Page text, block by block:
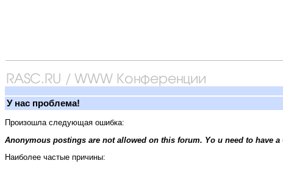
У нас проблема!
Произошла следующая ошибка:
Anonymous postings are not allowed on this forum. Yo u need to have
Наиболее частые причины: